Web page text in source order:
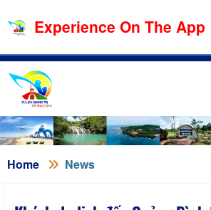
08-08-2026, 12:33:16
Home News
Experience On The App